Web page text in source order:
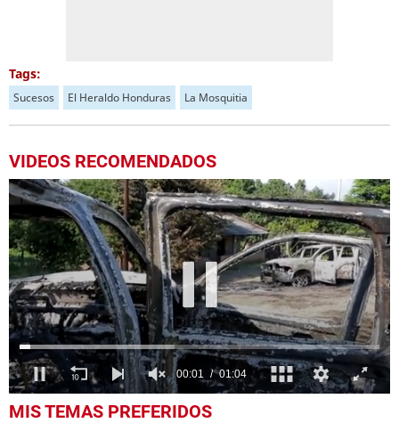
Tags:
Sucesos El Heraldo Honduras La Mosquitia
VIDEOS RECOMENDADOS
of
MIS TEMAS PREFERIDOS